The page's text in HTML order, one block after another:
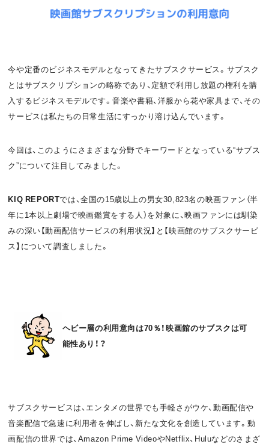
OFFICIAL
T
i
t
e
a
e
b
c
a
今や定番のビジネスモデルとなってきたサブスクサービス。サブスク
とはサブスクリプションの略称であり、定額で利用し放題の権利を購
入するビジネスモデルです。音楽や書籍、洋服から花や家具まで、その
サービスは私たちの日常生活にすっかり溶け込んでいます。
今回は、このようにさまざまな分野でキーワードとなっている“サブス
ク”について注目してみました。
KIQ REPORTでは、全国の15歳以上の男女30,823名の映画ファン（半
年に1本以上劇場で映画鑑賞をする人）を対象に、映画ファンには馴染
みの深い【動画配信サービスの利用状況】と【映画館のサブスクサービ
ス】について調査しました。
ヘビー層の利用意向は70％！映画館のサブスクは可
能性あり！？
サブスクサービスは、エンタメの世界でも手軽さがウケ、動画配信や
音楽配信で急速に利用者を伸ばし、新たな文化を創造しています。動
画配信の世界では、Amazon Prime VideoやNetflix、Huluなどのさまざ